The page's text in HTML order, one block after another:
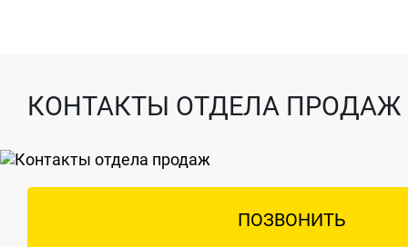
КОНТАКТЫ ОТДЕЛА ПРОДАЖ
ПОЗВОНИТЬ